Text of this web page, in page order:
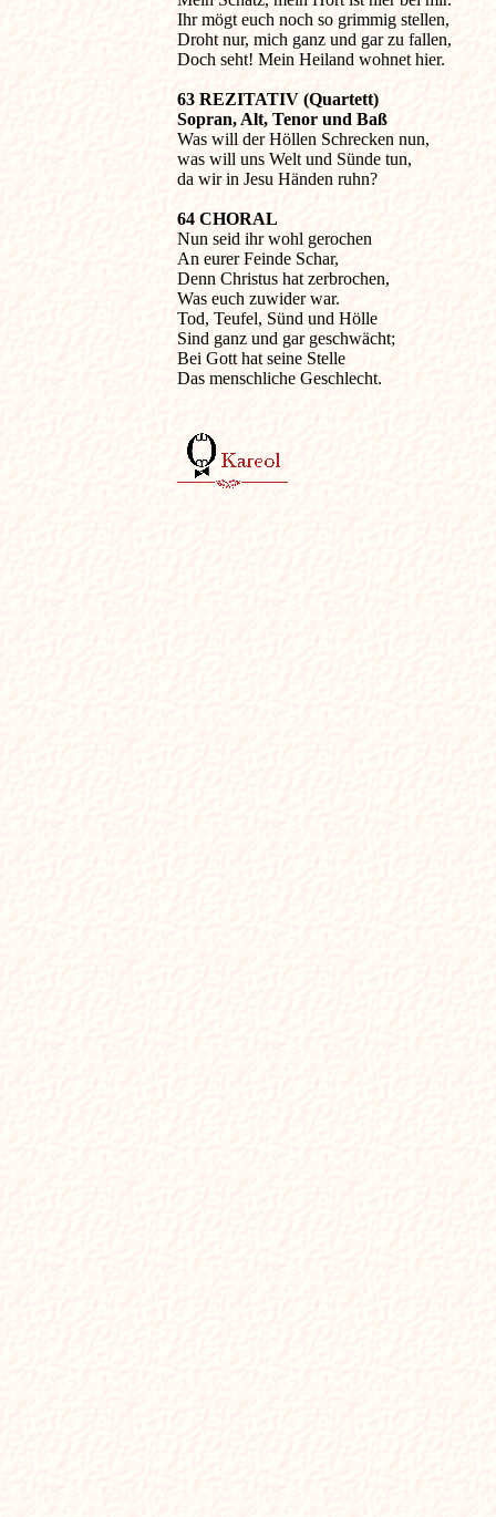
Ihr mögt euch noch so grimmig stellen,
Droht nur, mich ganz und gar zu fallen,
Doch seht! Mein Heiland wohnet hier.
63 REZITATIV (Quartett)
Sopran, Alt, Tenor und Baß
Was will der Höllen Schrecken nun,
was will uns Welt und Sünde tun,
da wir in Jesu Händen ruhn?
64 CHORAL
Nun seid ihr wohl gerochen
An eurer Feinde Schar,
Denn Christus hat zerbrochen,
Was euch zuwider war.
Tod, Teufel, Sünd und Hölle
Sind ganz und gar geschwächt;
Bei Gott hat seine Stelle
Das menschliche Geschlecht.